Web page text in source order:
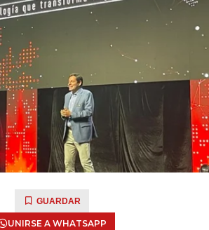
GUARDAR
UNIRSE A WHATSAPP